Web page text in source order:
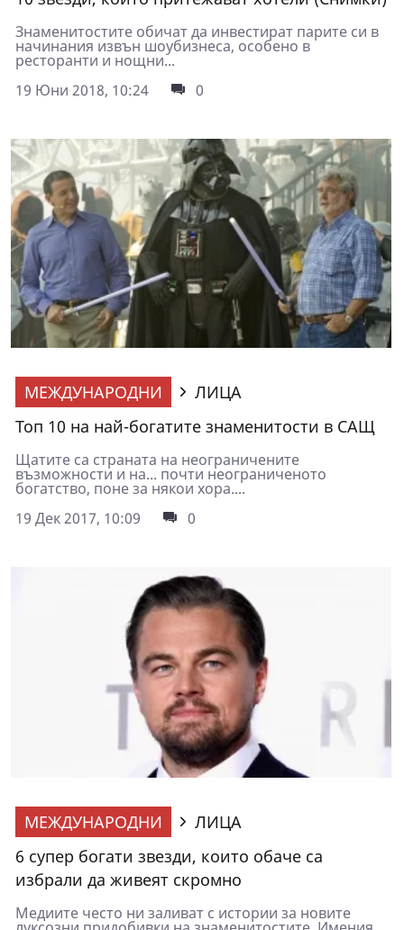
Знаменитостите обичат да инвестират парите си в
начинания извън шоубизнеса, особено в
ресторанти и нощни...
19 Юни 2018, 10:24
0
МЕЖДУНАРОДНИ
ЛИЦА
Топ 10 на най-богатите знаменитости в САЩ
Щатите са страната на неограничените
възможности и на... почти неограниченото
богатство, поне за някои хора....
19 Дек 2017, 10:09
0
МЕЖДУНАРОДНИ
ЛИЦА
6 супер богати звезди, които обаче са
избрали да живеят скромно
Медиите често ни заливат с истории за новите